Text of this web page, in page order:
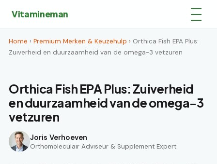
Vitamineman
Home › Premium Merken & Keuzehulp › Orthica Fish EPA Plus:
Zuiverheid en duurzaamheid van de omega-3 vetzuren
Orthica Fish EPA Plus: Zuiverheid
en duurzaamheid van de omega-3
vetzuren
Joris Verhoeven
Orthomoleculair Adviseur & Supplement Expert